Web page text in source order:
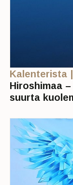
Kalenterista |
Hiroshimaa
suurta